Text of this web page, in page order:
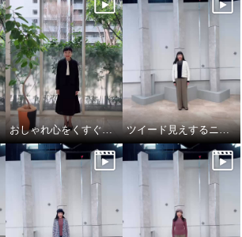
おしゃれ心をくすぐるオケージョンスタイル ツイード見えするニットカーディガンは、大人のトラッドモード